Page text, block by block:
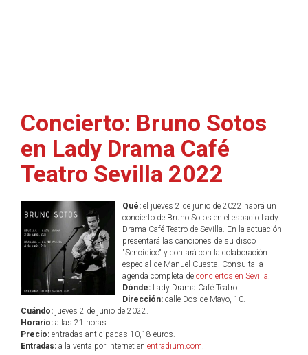
Concierto: Bruno Sotos
en Lady Drama Café
Teatro Sevilla 2022
Qué:el jueves 2 de junio de 2022 habrá un
concierto de Bruno Sotos en el espacio Lady
Drama Café Teatro de Sevilla. En la actuación
presentará las canciones de su disco
"Sencídico" y contará con la colaboración
especial de Manuel Cuesta. Consulta la
agenda completa de conciertos en Sevilla.
Dónde:Lady Drama Café Teatro.
Dirección:calle Dos de Mayo, 10.
Cuándo: jueves 2 de junio de 2022.
Horario: a las 21 horas.
Precio: entradas anticipadas 10,18 euros.
Entradas: a la venta por internet en entradium.com.